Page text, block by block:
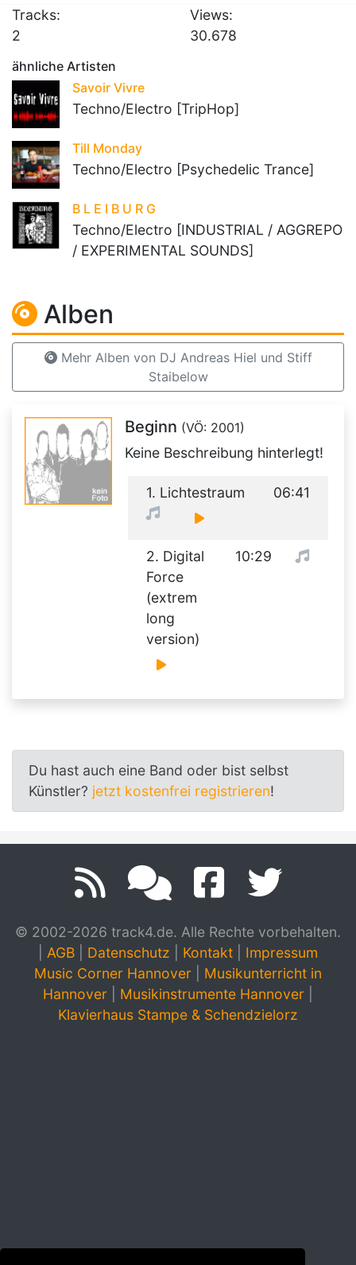
Tracks:
2
Views:
30.678
ähnliche Artisten
Savoir Vivre
Techno/Electro [TripHop]
Till Monday
Techno/Electro [Psychedelic Trance]
B L E I B U R G
Techno/Electro [INDUSTRIAL / AGGREPO
/ EXPERIMENTAL SOUNDS]
Alben
Mehr Alben von DJ Andreas Hiel und Stiff
Staibelow
Beginn (VÖ: 2001)
Keine Beschreibung hinterlegt!
1. Lichtestraum 06:41
2. Digital
Force
(extrem
long
version)
10:29
Du hast auch eine Band oder bist selbst
Künstler? jetzt kostenfrei registrieren!
© 2002-2026 track4.de. Alle Rechte vorbehalten.
AGB Datenschutz Kontakt
Impressum
Music Corner Hannover
Musikunterricht in
Hannover
Musikinstrumente Hannover
Klavierhaus Stampe & Schendzielorz